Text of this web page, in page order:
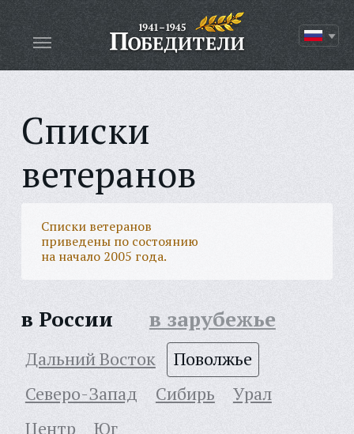
Списки
ветеранов
Списки ветеранов
приведены по состоянию
на начало 2005 года.
в России в зарубежье
Дальний Восток
Поволжье
Северо-Запад
Сибирь
Урал
Центр
Юг